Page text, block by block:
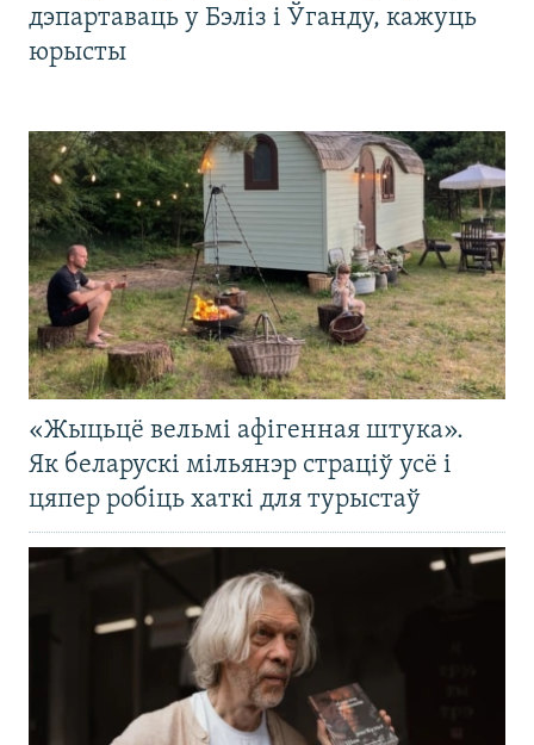
дэпартаваць у Бэліз і Ўганду, кажуць
юрысты
«Жыцьцё вельмі афігенная штука».
Як беларускі мільянэр страціў усё і
цяпер робіць хаткі для турыстаў